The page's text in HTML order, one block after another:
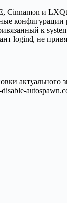
и LXQt.
конфигурации
к
logind, не
актуального